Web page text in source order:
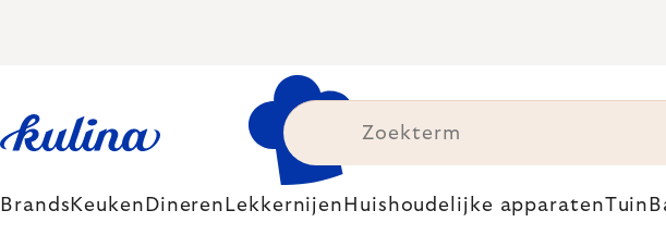
Brands Keuken Dineren Lekkernijen Huishoudelijke apparatenTuin